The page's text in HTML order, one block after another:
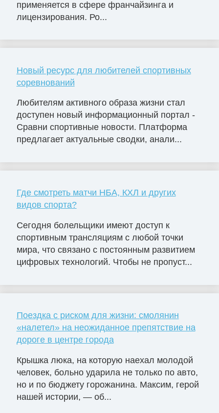
применяется в сфере франчайзинга и
лицензирования. Ро...
Новый ресурс для любителей спортивных
соревнований
Любителям активного образа жизни стал
доступен новый информационный портал -
Сравни спортивные новости. Платформа
предлагает актуальные сводки, анали...
Где смотреть матчи НБА, КХЛ и других
видов спорта?
Сегодня болельщики имеют доступ к
спортивным трансляциям с любой точки
мира, что связано с постоянным развитием
цифровых технологий. Чтобы не пропуст...
Поездка с риском для жизни: смолянин
«налетел» на неожиданное препятствие на
дороге в центре города
Крышка люка, на которую наехал молодой
человек, больно ударила не только по авто,
но и по бюджету горожанина. Максим, герой
нашей истории, — об...